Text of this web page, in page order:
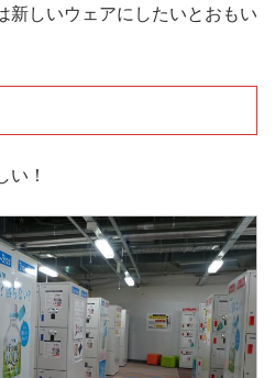
新しいウェアにしたいとおもい
い！